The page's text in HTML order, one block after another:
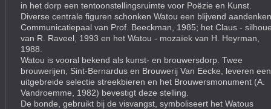
in het dorp een tentoonstellingsruimte voor Poëzie en Kunst.
Diverse centrale figuren schonken Watou een blijvend
Communicatiepaal van Prof. Beeckman, 1985; het Claus -
van R. Raveel, 1993 en het Watou - mozaïek van H. Heyrman,
1988.
Watou is vooral bekend als kunst- en brouwersdorp. Twee
brouwerijen, Sint-Bernardus en Brouwerij Van Eecke, leveren een
uitgebreide selectie streekbieren en het Brouwersmonument (A.
Vandroemme, 1982) bevestigt deze stelling.
De bonde, gebruikt bij de visvangst, symboliseert het Watous